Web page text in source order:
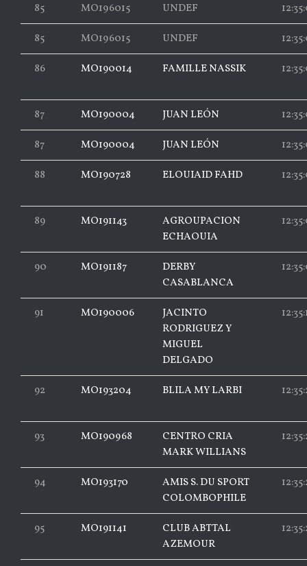
85 MO196015 UNDEF
85 MO196015 UNDEF
86 MO190014 FAMILLE NASSIK
87 MO190004 JUAN LEÓN
87 MO190004 JUAN LEÓN
88 MO190728 ELOUIAID FAHD
89 MO191143
AGROUPACION
ECHAOUIA
90 MO191187
DERBY
CASABLANCA
91 MO190006
JACINTO
RODRIGUEZ Y
MIGUEL
DELGADO
92 MO193204 BLILA MY LARBI
93 MO190968
CENTRO CRIA
MARK WILLIANS
94 MO193170
AMIS S. DU SPORT
COLOMBOPHILE
95 MO191141
CLUB ABTTAL
AZEMOUR